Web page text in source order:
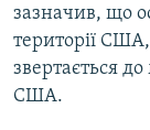
зазначив, що
територiї
звертається
США.